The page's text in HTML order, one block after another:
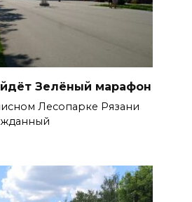
Зелёный марафон
Лесопарке Рязани